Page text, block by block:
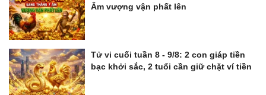
Âm vượng vận phất lên
Tử vi cuối tuần 8 - 9/8: 2 con giáp tiền
bạc khởi sắc, 2 tuổi cần giữ chặt ví tiền